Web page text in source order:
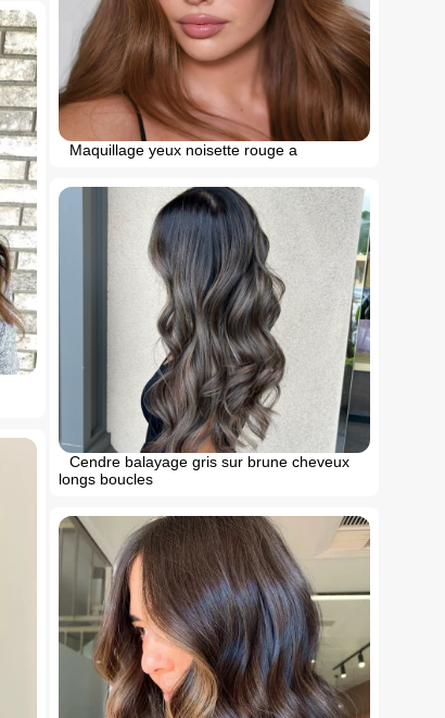
Maquillage yeux noisette rouge a
Cendre balayage gris sur brune cheveux
longs boucles